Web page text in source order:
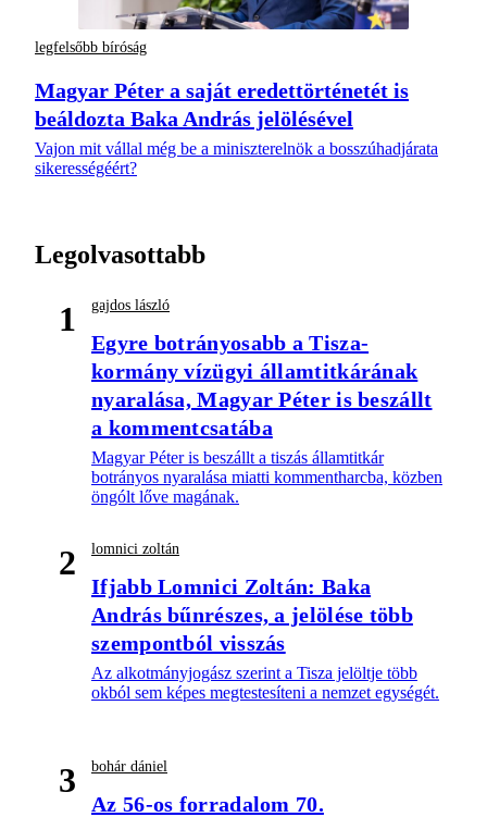
legfelsőbb bíróság
Magyar Péter a saját eredettörténetét is
beáldozta Baka András jelölésével
Vajon mit vállal még be a miniszterelnök a bosszúhadjárata
sikerességéért?
Legolvasottabb
1 gajdos lászló
Egyre botrányosabb a Tisza-
kormány vízügyi államtitkárának
nyaralása, Magyar Péter is beszállt
a kommentcsatába
Magyar Péter is beszállt a tiszás államtitkár
botrányos nyaralása miatti kommentharcba, közben
öngólt lőve magának.
2 lomnici zoltán
Ifjabb Lomnici Zoltán: Baka
András bűnrészes, a jelölése több
szempontból visszás
Az alkotmányjogász szerint a Tisza jelöltje több
okból sem képes megtestesíteni a nemzet egységét.
3 bohár dániel
Az 56-os forradalom 70.